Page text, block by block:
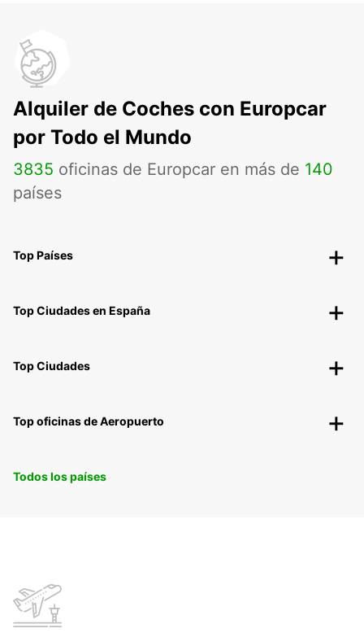
Alquiler de Coches con Europcar
por Todo el Mundo
3835 oficinas de Europcar en más de 140
países
Top Países
Top Ciudades en España
Top Ciudades
Top oficinas de Aeropuerto
Todos los países